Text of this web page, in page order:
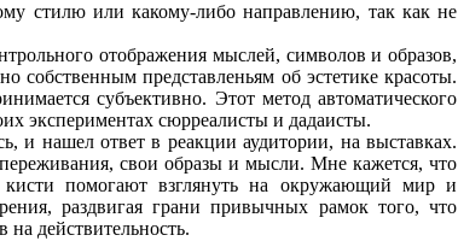
стилю или какому-либо направлению, так как не
отображения мыслей, символов и образов,
собственным представленьям об эстетике красоты.
субъективно. Этот метод автоматического
экспериментах сюрреалисты и дадаисты.
и нашел ответ в реакции аудитории, на выставках.
свои образы и мысли. Мне кажется, что
помогают взглянуть на окружающий мир и
раздвигая грани привычных рамок того, что
на действительность.